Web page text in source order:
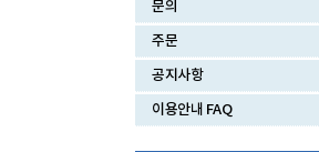
문의
주문
공지사항
이용안내 FAQ